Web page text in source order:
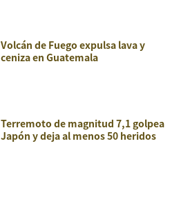
Volcán de Fuego expulsa lava y
ceniza en Guatemala
Terremoto de magnitud 7,1 golpea
Japón y deja al menos 50 heridos